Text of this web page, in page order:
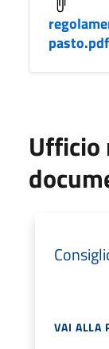
pasto.pdf
Ufficio
VAI ALLA